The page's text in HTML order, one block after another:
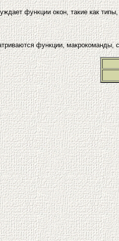
функции окон, такие как
функции, макрокоманды,